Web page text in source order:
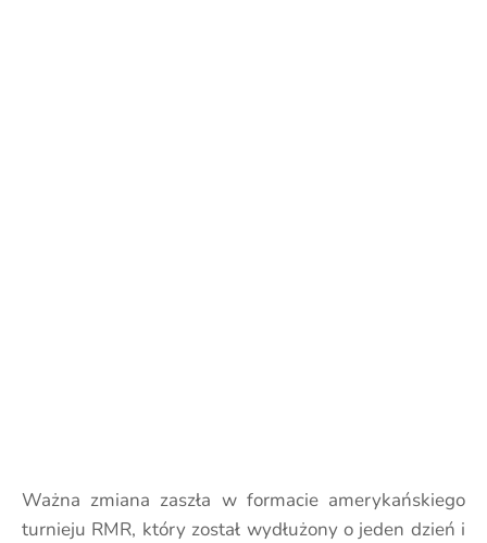
Ważna zmiana zaszła w formacie amerykańskiego
turnieju RMR, który został wydłużony o jeden dzień i